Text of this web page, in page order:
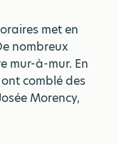
met en
nombreux
mur-à-mur. En
comblé des
Morency,